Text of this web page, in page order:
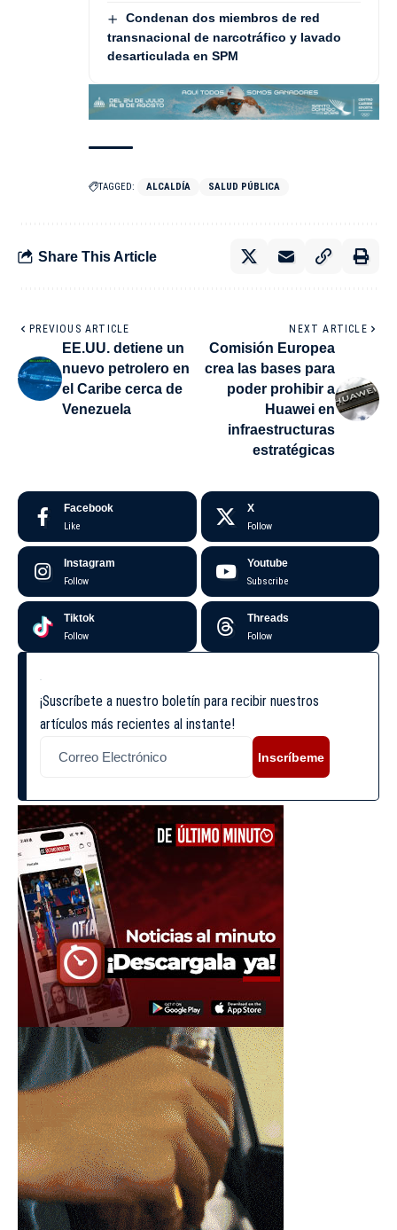
Condenan dos miembros de red
transnacional de narcotráfico y lavado
desarticulada en SPM
TAGGED: ALCALDÍA SALUD PÚBLICA
Share This Article
PREVIOUS ARTICLE
EE.UU. detiene un
nuevo petrolero en
el Caribe cerca de
Venezuela
NEXT ARTICLE
Comisión Europea
crea las bases para
poder prohibir a
Huawei en
infraestructuras
estratégicas
Facebook
Like
X
Follow
Instagram
Follow
Youtube
Subscribe
Tiktok
Follow
Threads
Follow
¡Suscríbete a nuestro boletín para recibir nuestros
artículos más recientes al instante!
Inscríbeme